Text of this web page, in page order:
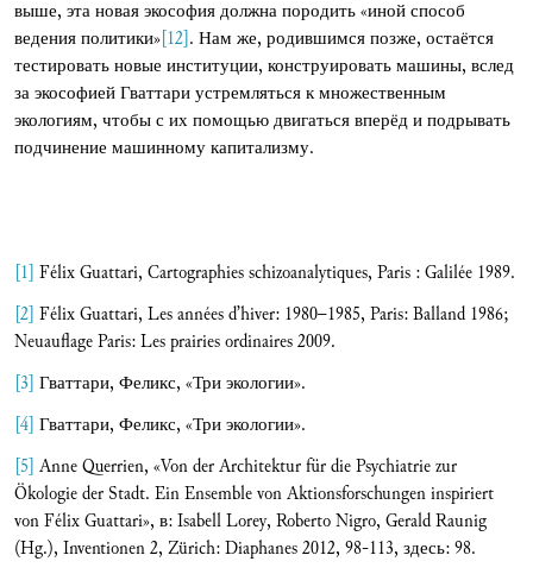
выше, эта новая экософия должна породить «иной способ
ведения политики»[12]. Нам же, родившимся позже, остаётся
тестировать новые институции, конструировать машины, вслед
за экософией Гваттари устремляться к множественным
экологиям, чтобы с их помощью двигаться вперёд и подрывать
подчинение машинному капитализму.
[1] Félix Guattari, Cartographies schizoanalytiques, Paris : Galilée 1989.
[2] Félix Guattari, Les années d’hiver: 1980–1985, Paris: Balland 1986;
Neuauflage Paris: Les prairies ordinaires 2009.
[3] Гваттари, Феликс, «Три экологии».
[4] Гваттари, Феликс, «Три экологии».
[5] Anne Querrien, «Von der Architektur für die Psychiatrie zur
Ökologie der Stadt. Ein Ensemble von Aktionsforschungen inspiriert
von Félix Guattari», в: Isabell Lorey, Roberto Nigro, Gerald Raunig
(Hg.), Inventionen 2, Zürich: Diaphanes 2012, 98-113, здесь: 98.